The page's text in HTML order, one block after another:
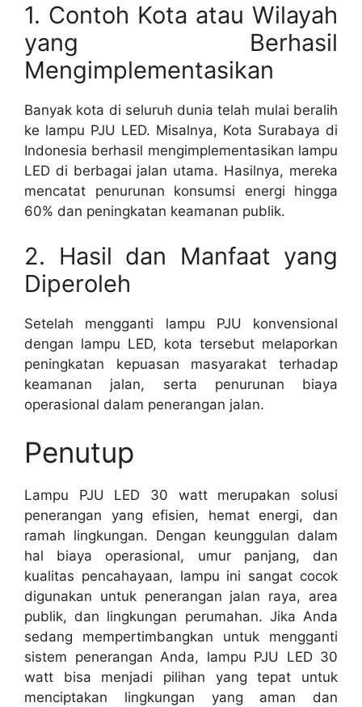
1. Contoh Kota atau Wilayah
yang Berhasil
Mengimplementasikan
Banyak kota di seluruh dunia telah mulai beralih
ke lampu PJU LED. Misalnya, Kota Surabaya di
Indonesia berhasil mengimplementasikan lampu
LED di berbagai jalan utama. Hasilnya, mereka
mencatat penurunan konsumsi energi hingga
60% dan peningkatan keamanan publik.
2. Hasil dan Manfaat yang
Diperoleh
Setelah mengganti lampu PJU konvensional
dengan lampu LED, kota tersebut melaporkan
peningkatan kepuasan masyarakat terhadap
keamanan jalan, serta penurunan biaya
operasional dalam penerangan jalan.
Penutup
Lampu PJU LED 30 watt merupakan solusi
penerangan yang efisien, hemat energi, dan
ramah lingkungan. Dengan keunggulan dalam
hal biaya operasional, umur panjang, dan
kualitas pencahayaan, lampu ini sangat cocok
digunakan untuk penerangan jalan raya, area
publik, dan lingkungan perumahan. Jika Anda
sedang mempertimbangkan untuk mengganti
sistem penerangan Anda, lampu PJU LED 30
watt bisa menjadi pilihan yang tepat untuk
menciptakan lingkungan yang aman dan